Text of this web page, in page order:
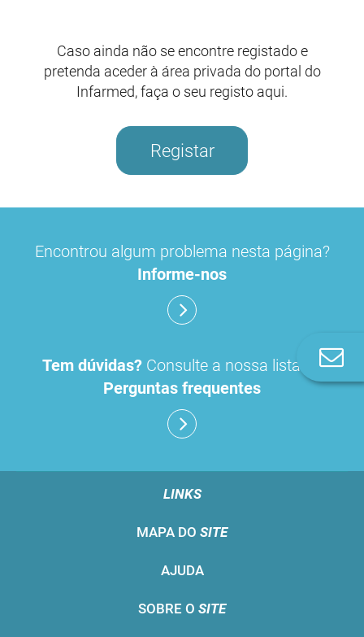
Caso ainda não se encontre registado e
pretenda aceder à área privada do portal do
Infarmed, faça o seu registo aqui.
Registar
Encontrou algum problema nesta página?
Informe-nos
Tem dúvidas? Consulte a nossa lista de
Perguntas frequentes
LINKS
MAPA DO SITE
AJUDA
SOBRE O SITE